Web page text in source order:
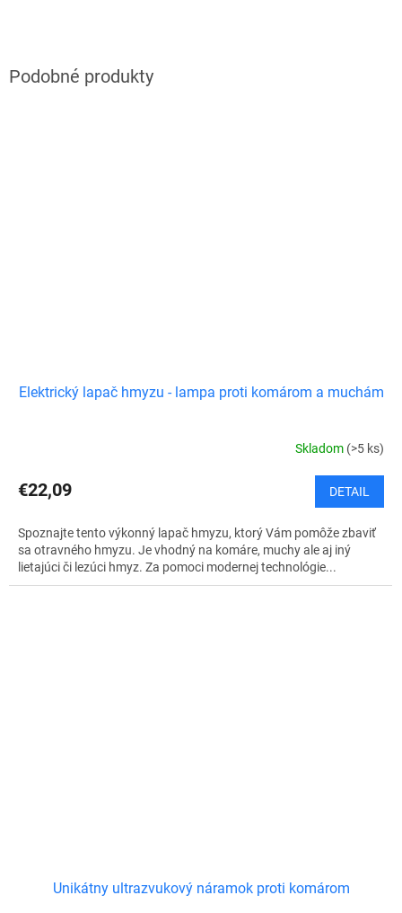
Elektrický lapač hmyzu - lampa proti komárom a muchám
Skladom (>5 ks)
€22,09 DETAIL
Spoznajte tento výkonný lapač hmyzu, ktorý Vám pomôže zbaviť
sa otravného hmyzu. Je vhodný na komáre, muchy ale aj iný
lietajúci či lezúci hmyz. Za pomoci modernej technológie...
Unikátny ultrazvukový náramok proti komárom